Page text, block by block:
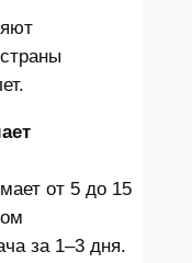
от 5 до 15
за 1–3 дня.